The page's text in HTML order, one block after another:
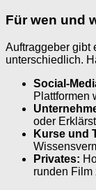
Für wen und
Auftraggeber gibt
unterschiedlich.
Social-
Plattformen
oder
Kurse und
Privates:
runden Film